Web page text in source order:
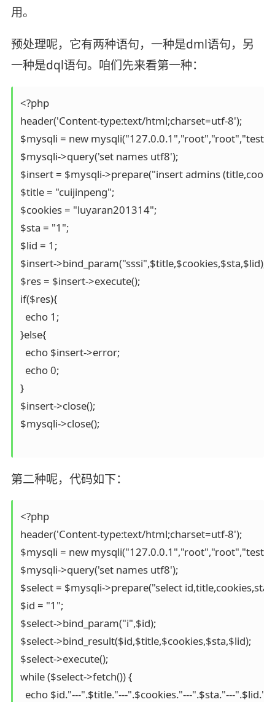
用。
预处理呢，它有两种语句，一种是dml语句，另
一种是dql语句。咱们先来看第一种：
<?php
header('Content-type:text/html;charset=utf-8');
$mysqli = new mysqli("127.0.0.1","root","root","test");
$mysqli->query('set names utf8');
$insert = $mysqli->prepare("insert admins
$title = "cuijinpeng";
$cookies = "luyaran201314";
$sta = "1";
$lid = 1;
$insert->bind_param("sssi",$title,$cookies,$sta,$lid);
$res = $insert->execute();
if($res){
  echo 1;
}else{
  echo $insert->error;
  echo 0;
}
$insert->close();
$mysqli->close();
第二种呢，代码如下：
<?php
header('Content-type:text/html;charset=utf-8');
$mysqli = new mysqli("127.0.0.1","root","root","test");
$mysqli->query('set names utf8');
$select = $mysqli->prepare("select
$id = "1";
$select->bind_param("i",$id);
$select->bind_result($id,$title,$cookies,$sta,$lid);
$select->execute();
while ($select->fetch()) {
echo $id."---".$title."---".$cookies."---".$sta."---